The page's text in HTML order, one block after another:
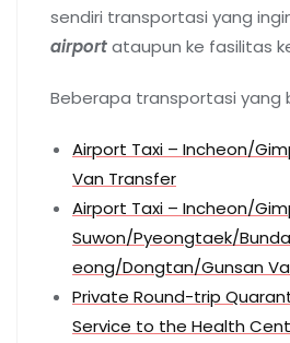
sendiri transportasi yang
airportataupun ke fasilitas
Beberapa transportasi yang
Airport Taxi – Incheon/
Van Transfer
Airport Taxi – Incheon/
Suwon/Pyeongtaek/
eong/Dongtan/Gunsan
Private Round-trip
Service to the Health